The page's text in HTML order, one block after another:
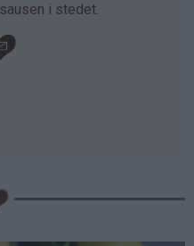
i stedet.